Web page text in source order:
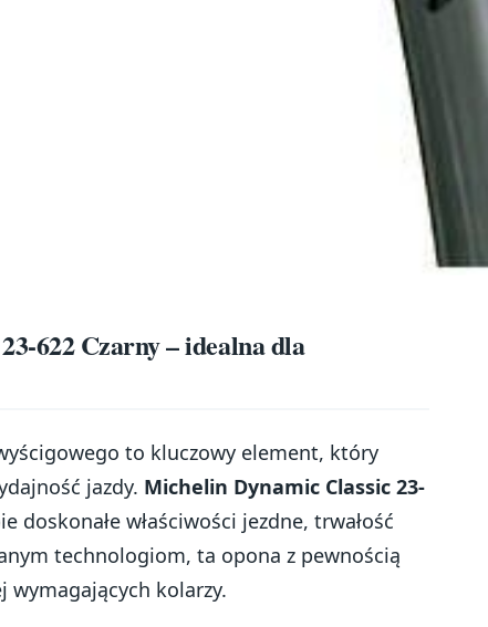
622 Czarny – idealna dla
to kluczowy element, który
jazdy. Michelin Dynamic Classic 23-
doskonałe właściwości jezdne, trwałość
technologiom, ta opona z pewnością
kolarzy.